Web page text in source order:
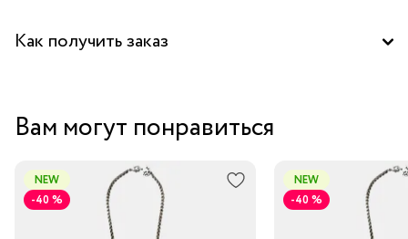
Центральный склад
Как получить заказ
Курьером за 1-2 дня
В пункт выдачи заказов Boxberry
Транспортной компанией по России
Вам могут понравиться
NEW
-40 %
NEW
-40 %